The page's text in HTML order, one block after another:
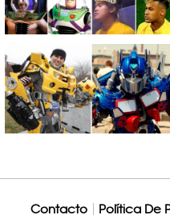
Contacto Política De